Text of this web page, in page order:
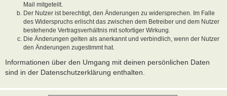
Mail mitgeteilt.
Der Nutzer ist berechtigt, den Änderungen zu widersprechen. Im Falle
des Widerspruchs erlischt das zwischen dem Betreiber und dem Nutzer
bestehende Vertragsverhältnis mit sofortiger Wirkung.
Die Änderungen gelten als anerkannt und verbindlich, wenn der Nutzer
den Änderungen zugestimmt hat.
Informationen über den Umgang mit deinen persönlichen Daten
sind in der Datenschutzerklärung enthalten.